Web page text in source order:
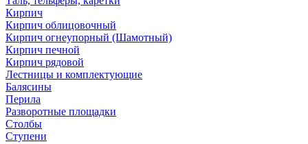
Кирпич
Кирпич облицовочный
Кирпич огнеупорный (Шамотный)
Кирпич печной
Кирпич рядовой
Лестницы и комплектующие
Балясины
Перила
Разворотные площадки
Столбы
Ступени